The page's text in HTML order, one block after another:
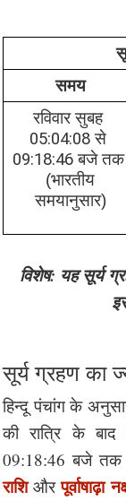
समय
रविवार सुबह
05:04:08 से
09:18:46 बजे तक
(भारतीय
समयानुसार)
विशेष: यह सूर्य
सूर्य ग्रहण का
हिन्दू पंचांग के
की रात्रि के
09:18:46 बजे तक
राशि और पूर्वाषाढ़ा